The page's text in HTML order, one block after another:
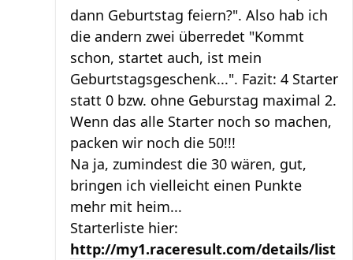
dann Geburtstag feiern?". Also hab ich
die andern zwei überredet "Kommt
schon, startet auch, ist mein
Geburtstagsgeschenk...". Fazit: 4 Starter
statt 0 bzw. ohne Geburstag maximal 2.
Wenn das alle Starter noch so machen,
packen wir noch die 50!!!
Na ja, zumindest die 30 wären, gut,
bringen ich vielleicht einen Punkte
mehr mit heim...
Starterliste hier:
http://my1.raceresult.com/details/list